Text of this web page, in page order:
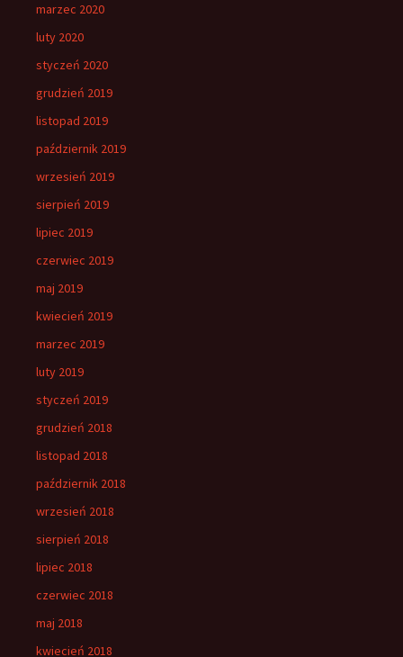
marzec 2020
luty 2020
styczeń 2020
grudzień 2019
listopad 2019
październik 2019
wrzesień 2019
sierpień 2019
lipiec 2019
czerwiec 2019
maj 2019
kwiecień 2019
marzec 2019
luty 2019
styczeń 2019
grudzień 2018
listopad 2018
październik 2018
wrzesień 2018
sierpień 2018
lipiec 2018
czerwiec 2018
maj 2018
kwiecień 2018